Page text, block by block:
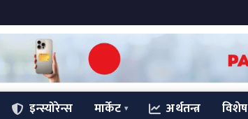
इन्स्योरेन्स मार्केट अर्थतन्त्र विशेष